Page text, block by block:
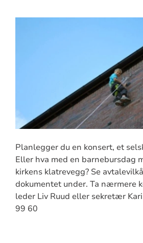
Planlegger du en konsert, et
Eller hva med en barnebursdag
kirkens klatrevegg? Se
dokumentet under. Ta nærmere
leder Liv Ruud eller sekretær
99 60